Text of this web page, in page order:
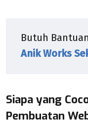
Butuh
Anik Works
Siapa yang
Pembuatan